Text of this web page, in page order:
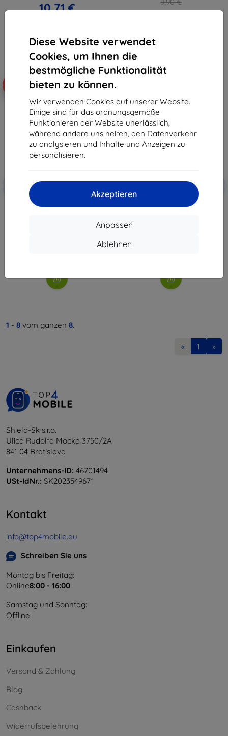
Diese Website verwendet
Cookies, um Ihnen die
bestmögliche Funktionalität
bieten zu können.
Wir verwenden Cookies auf unserer Website.
Einige sind für das ordnungsgemäße
Funktionieren der Website unerlässlich,
während andere uns helfen, den Datenverkehr
zu analysieren und Inhalte und Anzeigen zu
personalisieren.
Akzeptieren
Anpassen
Ablehnen
10,71 € 8,91 €
mit
3MK HG Max Lite Realme 10 4G
EXTRA10
3MK FlexibleGlass Realme 10
1 - 8 vom ganzen 8.
« 1 »
Shield-Sk s.r.o.
Ulica Rudolfa Mocka 3750/2A
841 04 Bratislava
Unternehmens-ID: 46701494
USt-IdNr.: SK2023549671
Kontakt
info@top4mobile.eu
Schreiben Sie uns
Montag bis Freitag:
Online8:00 - 16:00
Samstag und Sonntag:
Offline
Einkaufen
Versand & Zahlung
Blog
Cashback
Widerrufsbelehrung